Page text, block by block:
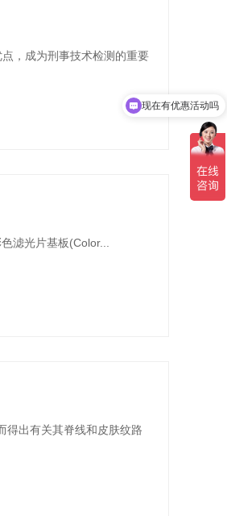
，成为刑事技术检测的重要
滤光片基板(Color...
得出有关其脊线和皮肤纹路
现在有优惠活动吗